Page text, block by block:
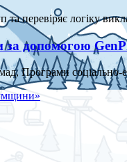
перевіряє логіку
за допомогою
Програми